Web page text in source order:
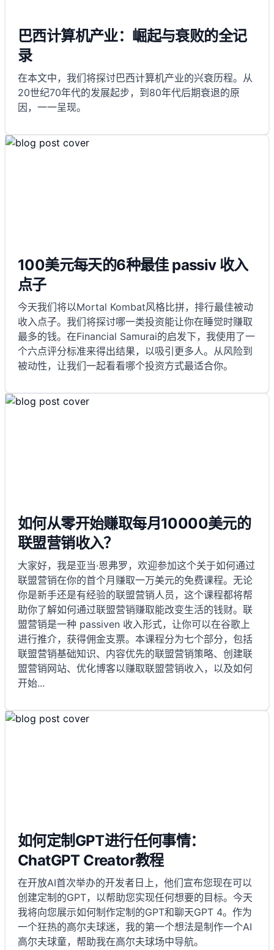
巴西计算机产业：崛起与衰败的全记
录
在本文中，我们将探讨巴西计算机产业的兴衰历程。从
20世纪70年代的发展起步，到80年代后期衰退的原
因，一一呈现。
100美元每天的6种最佳 passiv 收入
点子
今天我们将以Mortal Kombat风格比拼，排行最佳被动
收入点子。我们将探讨哪一类投资能让你在睡觉时赚取
最多的钱。在Financial Samurai的启发下，我使用了一
个六点评分标准来得出结果，以吸引更多人。从风险到
被动性，让我们一起看看哪个投资方式最适合你。
如何从零开始赚取每月10000美元的
联盟营销收入？
大家好，我是亚当·恩弗罗，欢迎参加这个关于如何通过
联盟营销在你的首个月赚取一万美元的免费课程。无论
你是新手还是有经验的联盟营销人员，这个课程都将帮
助你了解如何通过联盟营销赚取能改变生活的钱财。联
盟营销是一种 passiven 收入形式，让你可以在谷歌上
进行推介，获得佣金支票。本课程分为七个部分，包括
联盟营销基础知识、内容优先的联盟营销策略、创建联
盟营销网站、优化博客以赚取联盟营销收入，以及如何
开始...
如何定制GPT进行任何事情：
ChatGPT Creator教程
在开放AI首次举办的开发者日上，他们宣布您现在可以
创建定制的GPT，以帮助您实现任何想要的目标。今天
我将向您展示如何制作定制的GPT和聊天GPT 4。作为
一个狂热的高尔夫球迷，我的第一个想法是制作一个AI
高尔夫球童，帮助我在高尔夫球场中导航。